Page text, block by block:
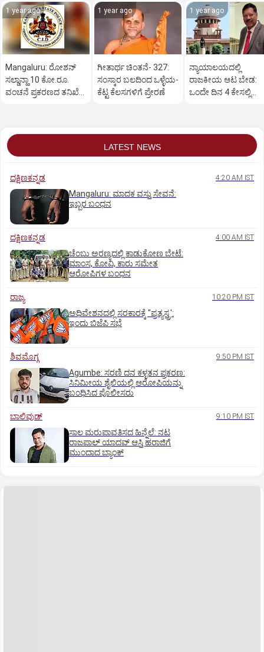
1 year ago
Mangaluru: ರೋಶನ್‌
ಸಲ್ಡಾನ್ಹಾ 10 ಕೋ.ರೂ.
ವಂಚನೆ ಪ್ರಕರಣದ ತನಿಖೆ
1 year ago
ಗೀತಾರ್ಥ ಚಿಂತನೆ- 327:
ಸಂಸ್ಕಾರ ಬಲದಿಂದ ಒಳ್ಳೆಯ-
ಕೆಟ್ಟ ಕೆಲಸಗಳಿಗೆ ಪ್ರೇರಣೆ
1 year ago
ನ್ಯಾಯಾಲಯದಲ್ಲಿ
ರಾಜಕೀಯ ಆಟ ಬೇಡ:
ಒಂದೇ ದಿನ 4 ಕೇಸಲ್ಲಿ
LATEST NEWS
ದಕ್ಷಿಣಕನ್ನಡ 4:20 AM IST
Mangaluru: ಮಾದಕ ವಸ್ತು ಸೇವನೆ:
ಇಬ್ಬರ ಬಂಧನ
ದಕ್ಷಿಣಕನ್ನಡ 4:00 AM IST
ಚೆಂಬು ಅರಣ್ಯದಲ್ಲಿ ಕಾಡುಕೋಣ ಬೇಟೆ:
ಮಾಂಸ, ಕೋವಿ, ಕಾರು ಸಮೇತ
ಆರೋಪಿಗಳ ಬಂಧನ
ರಾಜ್ಯ 10:20 PM IST
ಅಧಿವೇಶನದಲ್ಲಿ ಸರಕಾರಕ್ಕೆ "ಪ್ರತ್ಯಸ್ತ್ರ':
ಇಂದು ಬಿಜೆಪಿ ಸಭೆ
ಶಿವಮೊಗ್ಗ 9:50 PM IST
Agumbe: ಸರಣಿ ದನ ಕಳ್ಳತನ ಪ್ರಕರಣ:
ಸಿನಿಮೀಯ ಶೈಲಿಯಲ್ಲಿ ಆರೋಪಿಯನ್ನು
ಬಂಧಿಸಿದ ಪೊಲೀಸರು
ಬಾಲಿವುಡ್‌ 9:10 PM IST
ಸಾಲ ಮರುಪಾವತಿಸದ ಹಿನ್ನೆಲೆ: ನಟ
ರಾಜಪಾಲ್ ಯಾದವ್‌ ಆಸ್ತಿ ಹರಾಜಿಗೆ
ಮುಂದಾದ ಬ್ಯಾಂಕ್